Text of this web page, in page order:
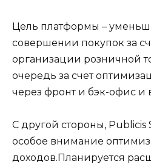
Цель платформы –
совершении покупок за
организации розничной
очередь за счет
через фронт и бэк-офис и
С другой стороны, Publicis
особое внимание
доходов.Планируется